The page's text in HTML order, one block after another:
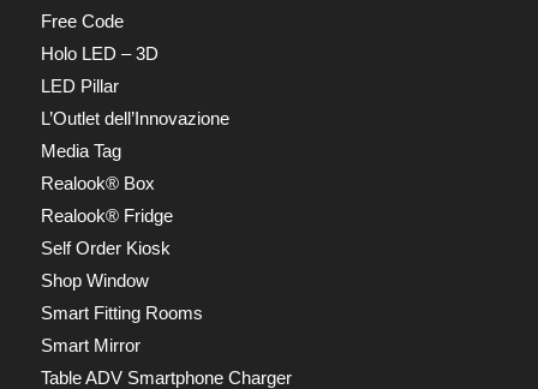
Free Code
Holo LED – 3D
LED Pillar
L’Outlet dell’Innovazione
Media Tag
Realook® Box
Realook® Fridge
Self Order Kiosk
Shop Window
Smart Fitting Rooms
Smart Mirror
Table ADV Smartphone Charger